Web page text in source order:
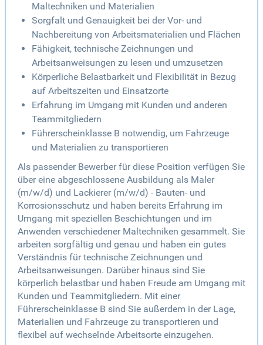
Maltechniken und Materialien
Sorgfalt und Genauigkeit bei der Vor- und
Nachbereitung von Arbeitsmaterialien und Flächen
Fähigkeit, technische Zeichnungen und
Arbeitsanweisungen zu lesen und umzusetzen
Körperliche Belastbarkeit und Flexibilität in Bezug
auf Arbeitszeiten und Einsatzorte
Erfahrung im Umgang mit Kunden und anderen
Teammitgliedern
Führerscheinklasse B notwendig, um Fahrzeuge
und Materialien zu transportieren
Als passender Bewerber für diese Position verfügen Sie
über eine abgeschlossene Ausbildung als Maler
(m/w/d) und Lackierer (m/w/d) - Bauten- und
Korrosionsschutz und haben bereits Erfahrung im
Umgang mit speziellen Beschichtungen und im
Anwenden verschiedener Maltechniken gesammelt. Sie
arbeiten sorgfältig und genau und haben ein gutes
Verständnis für technische Zeichnungen und
Arbeitsanweisungen. Darüber hinaus sind Sie
körperlich belastbar und haben Freude am Umgang mit
Kunden und Teammitgliedern. Mit einer
Führerscheinklasse B sind Sie außerdem in der Lage,
Materialien und Fahrzeuge zu transportieren und
flexibel auf wechselnde Arbeitsorte einzugehen.